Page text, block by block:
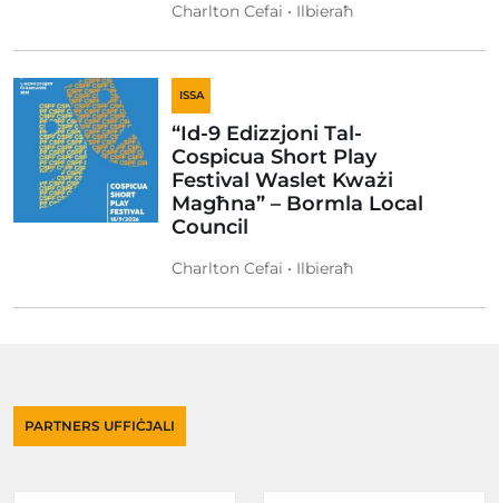
Charlton Cefai • Ilbieraħ
ISSA
“Id-9 Edizzjoni Tal-
Cospicua Short Play
Festival Waslet Kważi
Magħna” – Bormla Local
Council
Charlton Cefai • Ilbieraħ
PARTNERS UFFIĊJALI